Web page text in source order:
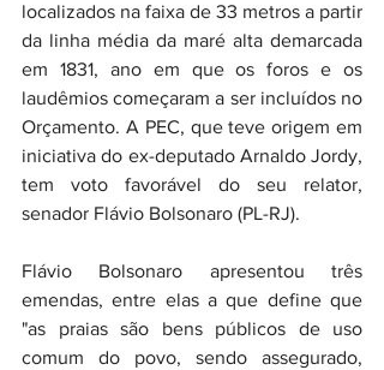
localizados na faixa de 33 metros a partir
da linha média da maré alta demarcada
em 1831, ano em que os foros e os
laudêmios começaram a ser incluídos no
Orçamento. A PEC, que teve origem em
iniciativa do ex-deputado Arnaldo Jordy,
tem voto favorável do seu relator,
senador Flávio Bolsonaro (PL-RJ).
Flávio Bolsonaro apresentou três
emendas, entre elas a que define que
"as praias são bens públicos de uso
comum do povo, sendo assegurado,